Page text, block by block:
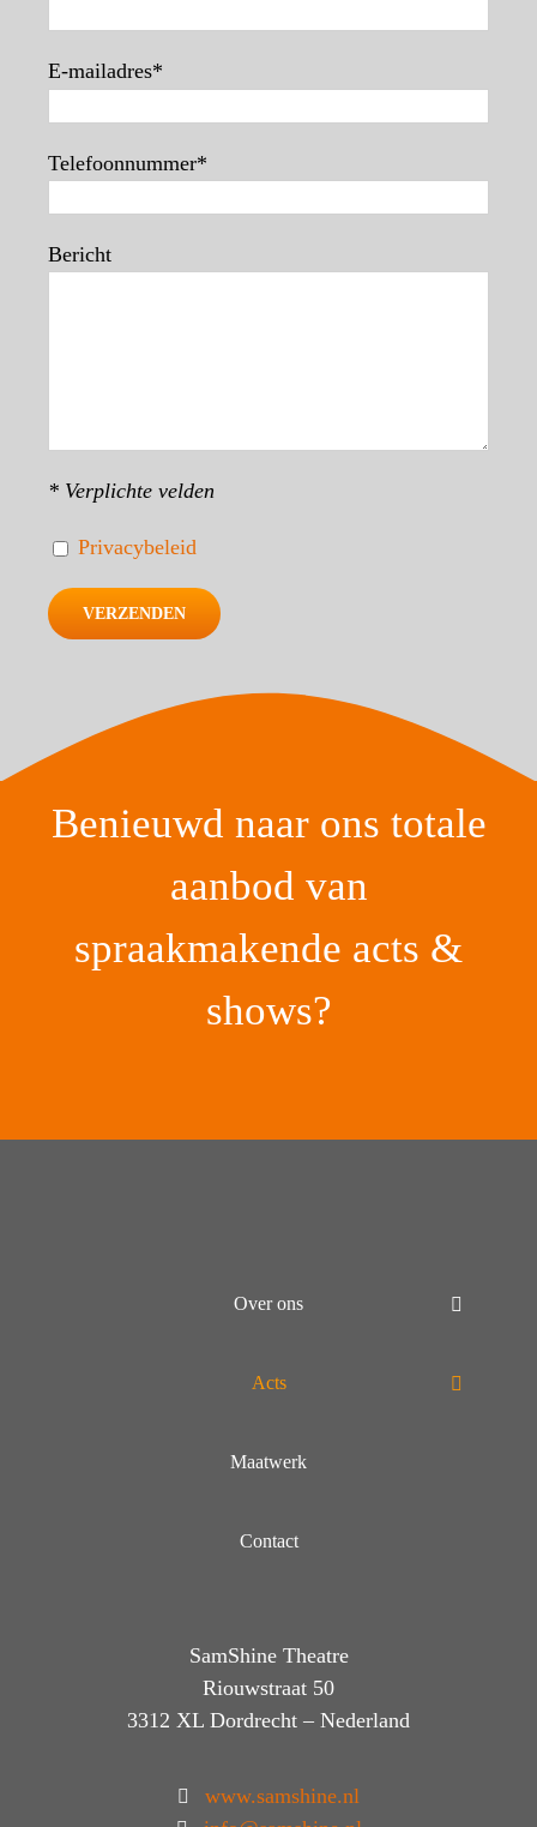
E-mailadres*
Telefoonnummer*
Bericht
* Verplichte velden
Privacybeleid
Benieuwd naar ons totale
aanbod van
spraakmakende acts &
shows?
Over ons
Acts
Maatwerk
Contact
SamShine Theatre
Riouwstraat 50
3312 XL Dordrecht – Nederland
www.samshine.nl